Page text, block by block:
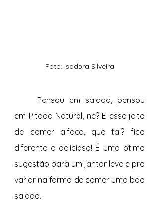
Foto: Isadora Silveira
em Pitada Natural, né? E esse jeito
de comer alface, que tal? fica
diferente e delicioso! É uma ótima
sugestão para um jantar leve e pra
variar na forma de comer uma boa
salada.